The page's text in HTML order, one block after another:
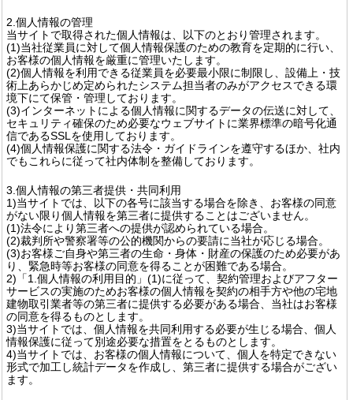
2.個人情報の管理
当サイトで取得された個人情報は、以下のとおり管理されます。
(1)当社従業員に対して個人情報保護のための教育を定期的に行い、
お客様の個人情報を厳重に管理いたします。
(2)個人情報を利用できる従業員を必要最小限に制限し、設備上・技
術上あらかじめ定められたシステム担当者のみがアクセスできる環
境下にて保管・管理しております。
(3)インターネットによる個人情報に関するデータの伝送に対して、
セキュリティ確保のため必要なウェブサイトに業界標準の暗号化通
信であるSSLを使用しております。
(4)個人情報保護に関する法令・ガイドラインを遵守するほか、社内
でもこれらに従って社内体制を整備しております。
3.個人情報の第三者提供・共同利用
1)当サイトでは、以下の各号に該当する場合を除き、お客様の同意
がない限り個人情報を第三者に提供することはございません。
(1)法令により第三者への提供が認められている場合。
(2)裁判所や警察署等の公的機関からの要請に当社が応じる場合。
(3)お客様ご自身や第三者の生命・身体・財産の保護のため必要があ
り、緊急時等お客様の同意を得ることが困難である場合。
2)「1.個人情報の利用目的」(1)に従って、契約管理およびアフター
サービスの実施のためお客様の個人情報を契約の相手方や他の宅地
建物取引業者等の第三者に提供する必要がある場合、当社はお客様
の同意を得るものとします。
3)当サイトでは、個人情報を共同利用する必要が生じる場合、個人
情報保護に従って別途必要な措置をとるものとします。
4)当サイトでは、お客様の個人情報について、個人を特定できない
形式で加工し統計データを作成し、第三者に提供する場合がござい
ます。